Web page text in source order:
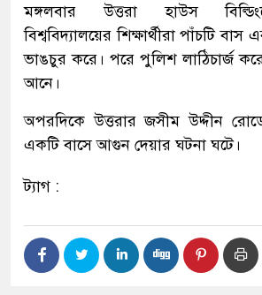
মঙ্গলবার উত্তরা হাউস
বিশ্ববিদ্যালয়ের শিক্ষার্থীরা পাঁচটি
ভাঙচুর করে। পরে পুলিশ লাঠিচার্জ করে
আনে।
অপরদিকে উত্তরার জসীম উদ্দীন
একটি বাসে আগুন দেয়ার ঘটনা ঘটে।
ট্যাগ :